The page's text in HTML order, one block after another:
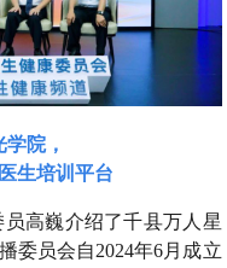
院，
生培训平台
高巍介绍了千县万人星
委员会自2024年6月成立